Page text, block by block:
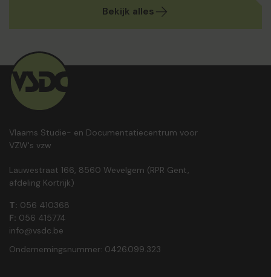
Bekijk alles
Vlaams Studie- en Documentatiecentrum voor
VZW's vzw
Lauwestraat 166, 8560 Wevelgem (RPR Gent,
afdeling Kortrijk)
T: 056 410368
F: 056 415774
info@vsdc.be
Ondernemingsnummer: 0426.099.323